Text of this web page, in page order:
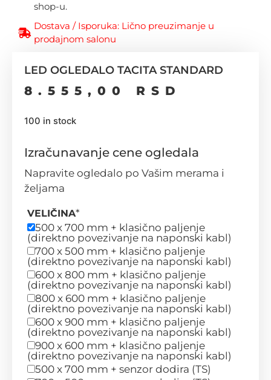
shop-u.
Dostava / Isporuka: Lično preuzimanje u
prodajnom salonu
LED OGLEDALO TACITA STANDARD
8.555,00 RSD
100 in stock
Izračunavanje cene ogledala
Napravite ogledalo po Vašim merama i
željama
VELIČINA*
500 x 700 mm + klasično paljenje
(direktno povezivanje na naponski kabl)
700 x 500 mm + klasično paljenje
(direktno povezivanje na naponski kabl)
600 x 800 mm + klasično paljenje
(direktno povezivanje na naponski kabl)
800 x 600 mm + klasično paljenje
(direktno povezivanje na naponski kabl)
600 x 900 mm + klasično paljenje
(direktno povezivanje na naponski kabl)
900 x 600 mm + klasično paljenje
(direktno povezivanje na naponski kabl)
500 x 700 mm + senzor dodira (TS)